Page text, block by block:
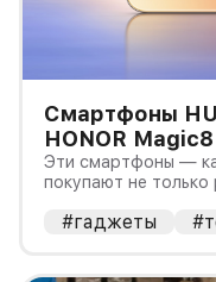
Смартфоны
HONOR
или тонкий
Эти смартфоны —
покупают не
оптической
#гаджеты